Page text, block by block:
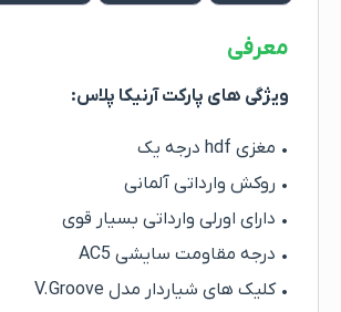
معرفی
ویژگی های پارکت آرنیکا پلاس:
• مغزی hdf درجه یک
• روکش وارداتی آلمانی
• دارای اورلی وارداتی بسیار قوی
• درجه مقاومت سایشی AC5
• کلیک های شیاردار مدل V.Groove